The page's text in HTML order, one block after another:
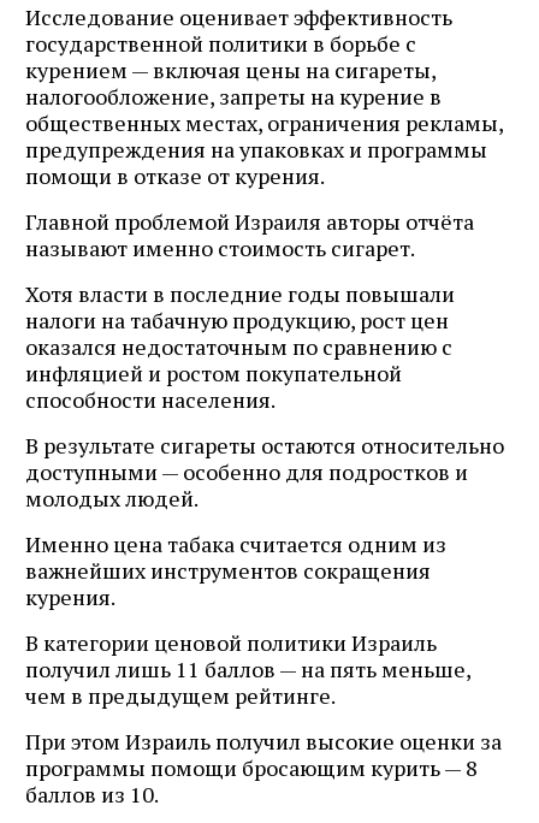
Исследование оценивает эффективность
государственной политики в борьбе с
курением — включая цены на сигареты,
налогообложение, запреты на курение в
общественных местах, ограничения рекламы,
предупреждения на упаковках и программы
помощи в отказе от курения.
Главной проблемой Израиля авторы отчёта
называют именно стоимость сигарет.
Хотя власти в последние годы повышали
налоги на табачную продукцию, рост цен
оказался недостаточным по сравнению с
инфляцией и ростом покупательной
способности населения.
В результате сигареты остаются относительно
доступными — особенно для подростков и
молодых людей.
Именно цена табака считается одним из
важнейших инструментов сокращения
курения.
В категории ценовой политики Израиль
получил лишь 11 баллов — на пять меньше,
чем в предыдущем рейтинге.
При этом Израиль получил высокие оценки за
программы помощи бросающим курить — 8
баллов из 10.